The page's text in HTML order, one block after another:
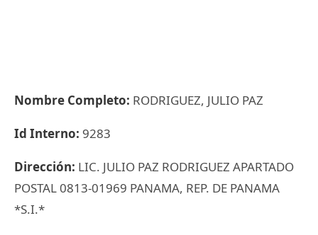
Nombre Completo: RODRIGUEZ, JULIO PAZ
Id Interno: 9283
Dirección: LIC. JULIO PAZ RODRIGUEZ APARTADO
POSTAL 0813-01969 PANAMA, REP. DE PANAMA
*S.I.*